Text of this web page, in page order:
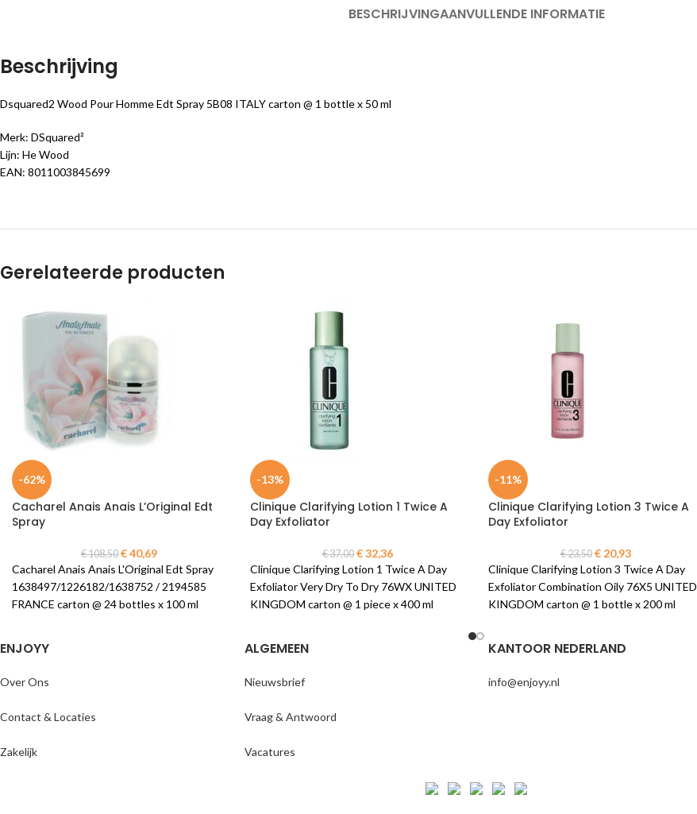
BESCHRIJVINGAANVULLENDE INFORMATIE
Beschrijving
Dsquared2 Wood Pour Homme Edt Spray 5B08 ITALY carton @ 1 bottle x 50 ml
Merk: DSquared²
Lijn: He Wood
EAN: 8011003845699
Gerelateerde producten
-62%
Cacharel Anais Anais L’Original Edt
Spray
€108,50 €40,69
Cacharel Anais Anais L'Original Edt Spray
1638497/1226182/1638752 / 2194585
FRANCE carton @ 24 bottles x 100 ml
-13%
Clinique Clarifying Lotion 1 Twice A
Day Exfoliator
€37,00 €32,36
Clinique Clarifying Lotion 1 Twice A Day
Exfoliator Very Dry To Dry 76WX UNITED
KINGDOM carton @ 1 piece x 400 ml
-11%
Clinique Clarifying Lotion 3 Twice A
Day Exfoliator
€23,50 €20,93
Clinique Clarifying Lotion 3 Twice A Day
Exfoliator Combination Oily 76X5 UNITED
KINGDOM carton @ 1 bottle x 200 ml
ENJOYY
Over Ons
Contact & Locaties
Zakelijk
ALGEMEEN
Nieuwsbrief
Vraag & Antwoord
Vacatures
KANTOOR NEDERLAND
info@enjoyy.nl